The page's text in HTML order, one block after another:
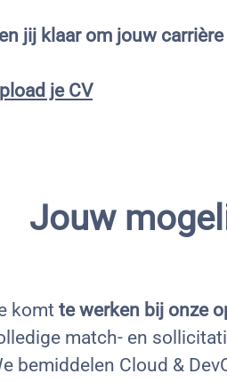
jij klaar om jouw
je CV
Jouw
komt te werken bij onze
match- en
bemiddelen Cloud &